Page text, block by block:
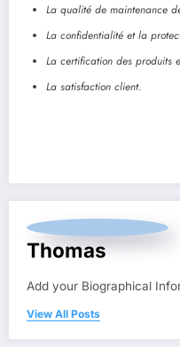
La qualité de maintenance
La confidentialité et la
La certification des produits
La satisfaction client.
Thomas
Add your Biographical
View All Posts